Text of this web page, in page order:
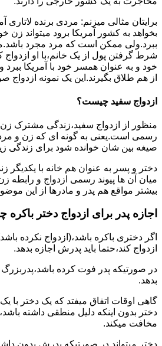
برایتان مثالی میزنم: مردی برنده
بخواهد به کشور آمریکا برود میتواند زن
ببرد.ولی ممکن است که مرد مجرد
شرط گرفتن پول از یک خانم،با او ازدواج
خود و به عنوان همسر خود با آمریکا ببرد
از هم طلاق بگیرند.این یک نمونه
ازدواج سفید چیست؟
منظور از ازدواج سفید،زندگی مشترک زن
رسمی است.یعنی به گونه ای که زن و مرد
صیغه بین شان خوانده شود برای زندگی
دختر و پسر به عنوان هم خانه با یکدیگر
میان آن ها پیوند رسمی ازدواج و رابطه
بیشتر مواقع هم پدر و مادرها از این
اجازه پدر برای ازدواج دختر
اگر دختری باکره باشد،(ازدواج نکرده
ازدواج کند،حتما باید پدرش اجازه بدهد.
در صورتیکه پدر فوت کرده باشد،پدربزرگ
بدهد.
گاهی اوقات اتفاق میفتد که یک دختر با
دختر بدون اینکه دلیل منطقی داشته
مخافت میکند.
دختر میتواند در صورتیکه پدرش بدون